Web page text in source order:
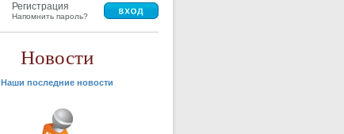
Регистрация
Напомнить пароль?
Новости
Наши последние новости